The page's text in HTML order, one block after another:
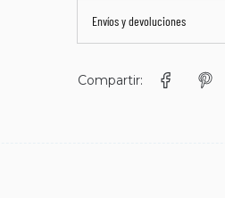
Envíos y devoluciones
Compartir: